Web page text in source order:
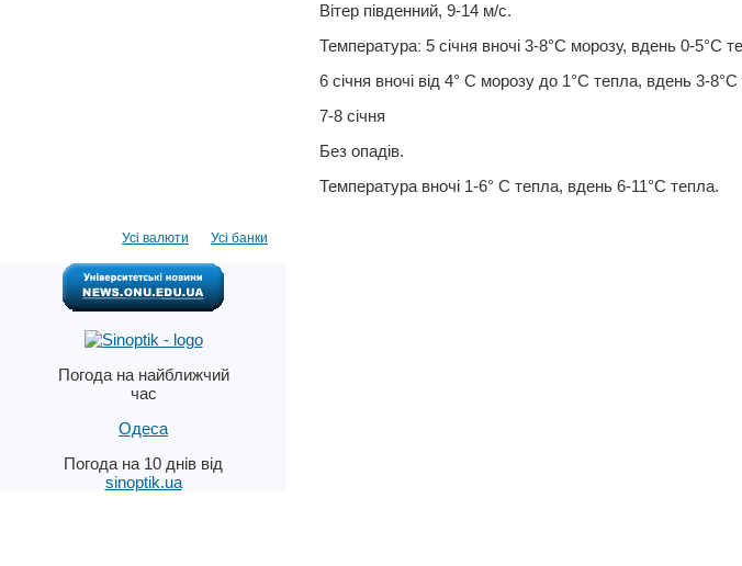
Усі банки
Усі валюти
Погода на найближчий
час
Одеса
Погода на 10 днів від
sinoptik.ua
Вітер південний, 9-14 м/с.
Температураː 5 січня вночі 3-8°С морозу, вдень 0-5°С
6 січня вночі від 4° С морозу до 1°С тепла, вдень 3-8°С
7-8 січня
Без опадів.
Температура вночі 1-6° С тепла, вдень 6-11°С тепла.